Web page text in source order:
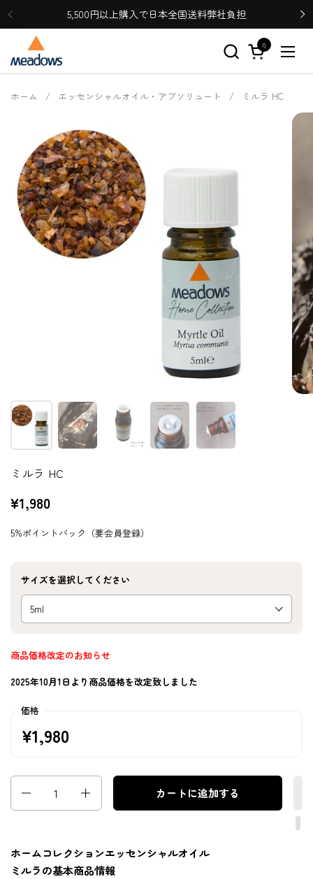
コンテンツへスキップ5,500円以上購入で日本全国送料弊社負担
カートを開く
0
メニ
ホーム / エッセンシャルオイル・アブソリュート / ミルラ HC
ミルラ HC
¥1,980
5%ポイントバック（要会員登録）
サイズを選択してください
商品価格改定のお知らせ
2025年10月1日より商品価格を改定致しました
価格
¥1,980
カートに追加する
ホームコレクションエッセンシャルオイル
ミルラの基本商品情報